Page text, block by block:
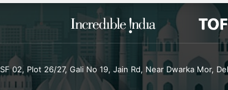
SF 02, Plot 26/27, Gali No 19, Jain Rd, Near Dwarka Mor,